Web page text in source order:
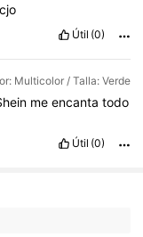
Útil (0)
Multicolor / Talla: Verde
meencantatodo
Útil (0)